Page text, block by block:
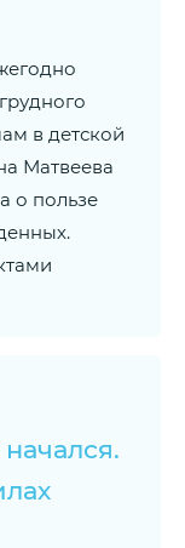
в детской
Матвеева
о пользе